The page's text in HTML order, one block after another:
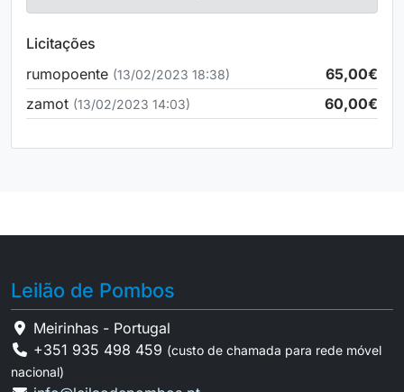
Licitações
rumopoente (13/02/2023 18:38)
65,00€
zamot (13/02/2023 14:03) 60,00€
Leilão de Pombos
Meirinhas - Portugal
+351 935 498 459 (custo de chamada para rede móvel
nacional)